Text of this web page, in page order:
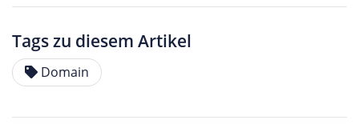
Tags zu diesem Artikel
Domain